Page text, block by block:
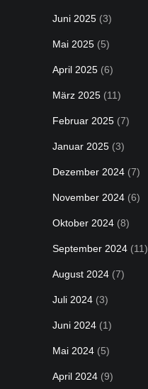
Juni 2025 (3)
Mai 2025 (5)
April 2025 (6)
März 2025 (11)
Februar 2025 (7)
Januar 2025 (3)
Dezember 2024 (7)
November 2024 (6)
Oktober 2024 (8)
September 2024 (11)
August 2024 (7)
Juli 2024 (3)
Juni 2024 (1)
Mai 2024 (5)
April 2024 (9)